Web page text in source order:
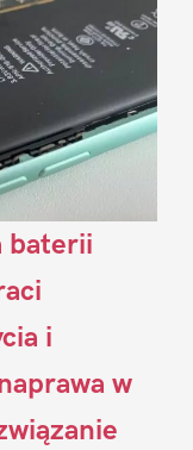
baterii
i
w